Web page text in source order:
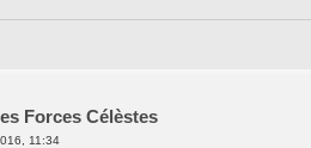
Forces Célèstes
11:34